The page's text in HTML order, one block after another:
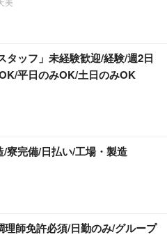
タッフ」未経験歓迎/経験/週2日
平日のみOK/土日のみOK
寮完備/日払い/工場・製造
理師免許必須/日勤のみ/グループ